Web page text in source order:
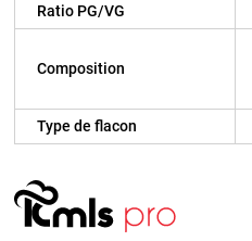
Ratio PG/VG
Composition
Type de flacon